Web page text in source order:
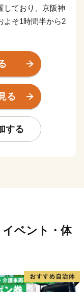
しており、京阪神
よそ1時間半から2
れ「2018年版
近畿エリア1位
マチュピチュ」
了します。
道 鉱石の道」に
気があり、鍋物や
さが引き立ちま
などを活かしなが
組んでいきます。
る
する
ベント・体